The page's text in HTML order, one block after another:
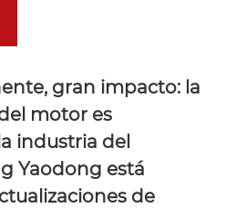
gran impacto: la
motor es
industria del
Yaodong está
de